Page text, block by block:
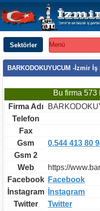
Sektörler Menü
BARKODOKUYUCUM -İzmir İş
Bu firma 573
Firma Adı
Telefon
Fax
Gsm
0.544 413 80
Gsm 2
Web
https://
Facebook Facebook
İnstagram
İnstagram
Twitter
Twitter